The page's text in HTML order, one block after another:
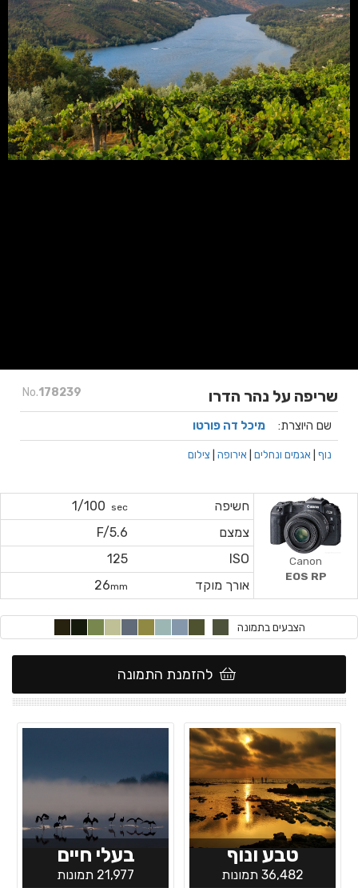
No.178239 שריפה על נהר הדרו
שם היוצרת: מיכל דה פורטו
נוף אגמים ונחלים אירופה צילום
חשיפה sec
1/100
צמצם
F/5.6
ISO
125
אורך מוקד
26mm
Canon
EOS RP
הצבעים בתמונה
להזמנת התמונה
טבע ונוף
36,482 תמונות
בעלי חיים
21,977 תמונות